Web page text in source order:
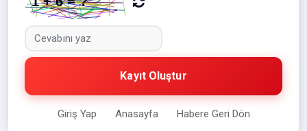
Kayıt Oluştur
Giriş Yap Anasayfa Habere Geri Dön